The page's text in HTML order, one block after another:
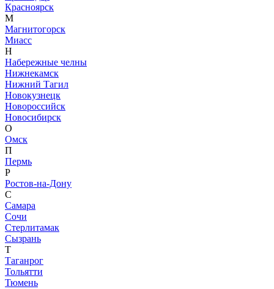
Красноярск
М
Магнитогорск
Миасс
Н
Набережные челны
Нижнекамск
Нижний Тагил
Новокузнецк
Новороссийск
Новосибирск
О
Омск
П
Пермь
Р
Ростов-на-Дону
С
Самара
Сочи
Стерлитамак
Сызрань
Т
Таганрог
Тольятти
Тюмень